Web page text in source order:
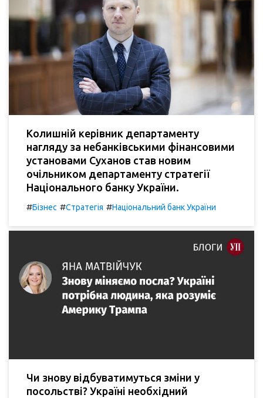
Колишній керівник департаменту
нагляду за небанківськими фінансовими
установами Суханов став новим
очільником департаменту стратегії
Національного банку України.
#Бізнес #Стратегія #Національний банк України
Чи знову відбуватимуться зміни у
посольстві? Україні необхідний